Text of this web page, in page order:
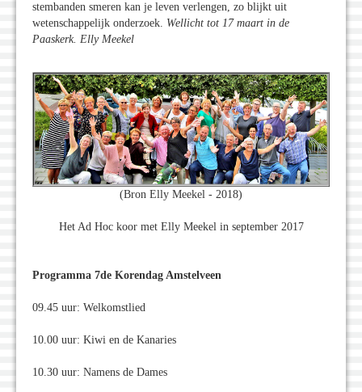
stembanden smeren kan je leven verlengen, zo blijkt uit
wetenschappelijk onderzoek. Wellicht tot 17 maart in de
Paaskerk. Elly Meekel
(Bron Elly Meekel - 2018)
Het Ad Hoc koor met Elly Meekel in september 2017
Programma 7de Korendag Amstelveen
09.45 uur: Welkomstlied
10.00 uur: Kiwi en de Kanaries
10.30 uur: Namens de Dames